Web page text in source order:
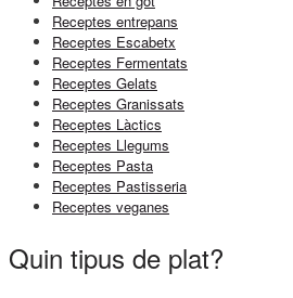
Receptes entrepans
Receptes Escabetx
Receptes Fermentats
Receptes Gelats
Receptes Granissats
Receptes Làctics
Receptes Llegums
Receptes Pasta
Receptes Pastisseria
Receptes veganes
Quin tipus de plat?